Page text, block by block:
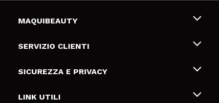
MAQUIBEAUTY
Chi siamo
Gift Cards
SERVIZIO CLIENTI
Spedizioni & Resi
Metodi di pagamamento
SICUREZZA E PRIVACY
Termini e condizioni
LINK UTILI